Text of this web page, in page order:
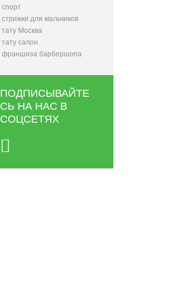
спорт
стрижки для мальчиков
тату Москва
тату салон
франшиза барбершопа
ПОДПИСЫВАЙТЕ
СЬ НА НАС В
СОЦСЕТЯХ